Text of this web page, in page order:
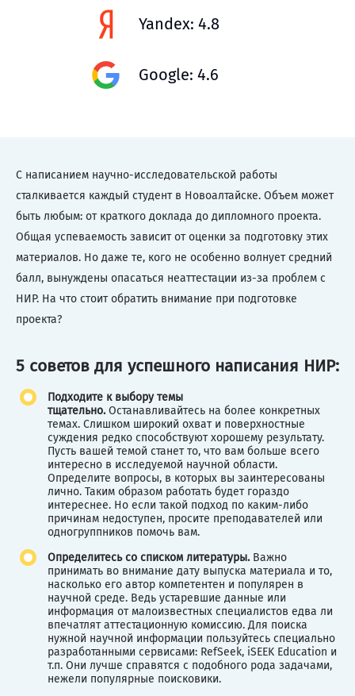
Yandex: 4.8
Google: 4.6
С написанием научно-исследовательской работы
сталкивается каждый студент в Новоалтайске. Объем может
быть любым: от краткого доклада до дипломного проекта.
Общая успеваемость зависит от оценки за подготовку этих
материалов. Но даже те, кого не особенно волнует средний
балл, вынуждены опасаться неаттестации из-за проблем с
НИР. На что стоит обратить внимание при подготовке
проекта?
5 советов для успешного написания НИР:
Подходите к выбору темы
тщательно.Останавливайтесь на более конкретных
темах. Слишком широкий охват и поверхностные
суждения редко способствуют хорошему результату.
Пусть вашей темой станет то, что вам больше всего
интересно в исследуемой научной области.
Определите вопросы, в которых вы заинтересованы
лично. Таким образом работать будет гораздо
интереснее. Но если такой подход по каким-либо
причинам недоступен, просите преподавателей или
одногруппников помочь вам.
Определитесь со списком литературы.Важно
принимать во внимание дату выпуска материала и то,
насколько его автор компетентен и популярен в
научной среде. Ведь устаревшие данные или
информация от малоизвестных специалистов едва ли
впечатлят аттестационную комиссию. Для поиска
нужной научной информации пользуйтесь специально
разработанными сервисами: RefSeek, iSEEK Education и
т.п. Они лучше справятся с подобного рода задачами,
нежели популярные поисковики.